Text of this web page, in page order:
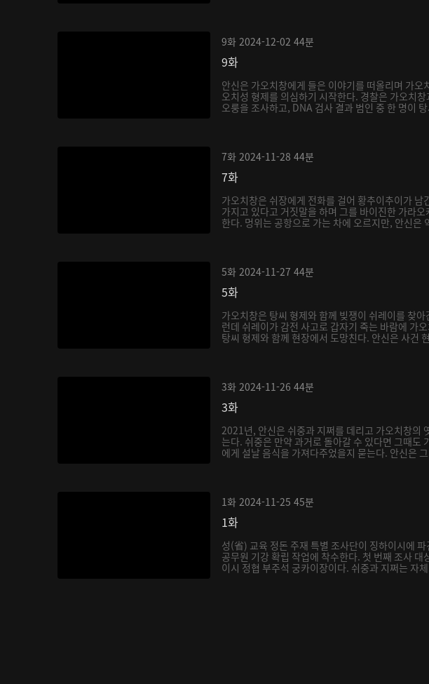
9화 2024-12-02 44분
9화
안신은 가오치창에게 들은 이야기를 떠올리며 가오
오치성 형제를 의심하기 시작한다. 경찰은 가오치창
오룽을 조사하고, DNA 검사 결과 범인 중 한 명이
7화 2024-11-28 44분
7화
가오치창은 쉬장에게 전화를 걸어 황추이추이가 남
가지고 있다고 거짓말을 하며 그를 바이진한 가라오
한다. 멍위는 공항으로 가는 차에 오르지만, 안신은
5화 2024-11-27 44분
5화
가오치창은 탕씨 형제와 함께 빚쟁이 쉬레이를 찾아
런데 쉬레이가 감전 사고로 갑자기 죽는 바람에 가
탕씨 형제와 함께 현장에서 도망친다. 안신은 사건
3화 2024-11-26 44분
3화
2021년, 안신은 쉬중과 지쩌를 데리고 가오치창의
는다. 쉬중은 만약 과거로 돌아갈 수 있다면 그때도
에게 설날 음식을 가져다주었을지 묻는다. 안신은
1화 2024-11-25 45분
1화
성(省) 교육 정돈 주재 특별 조사단이 징하이시에 파
공무원 기강 확립 작업에 착수한다. 첫 번째 조사 대
이시 정협 부주석 궁카이장이다. 쉬중과 지쩌는 자